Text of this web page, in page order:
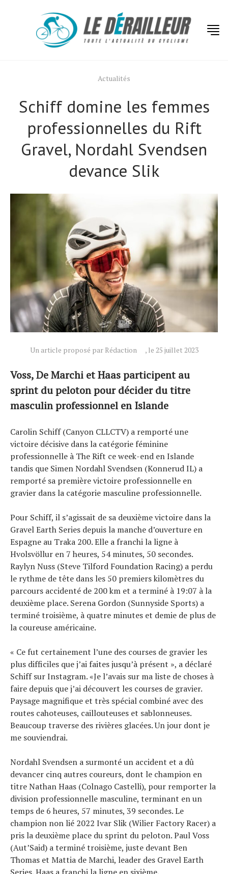
Actualités
Schiff domine les femmes
professionnelles du Rift
Gravel, Nordahl Svendsen
devance Slik
Un article proposé par Rédaction , le 25 juillet 2023
Voss, De Marchi et Haas participent au
sprint du peloton pour décider du titre
masculin professionnel en Islande
Carolin Schiff (Canyon CLLCTV) a remporté une
victoire décisive dans la catégorie féminine
professionnelle à The Rift ce week-end en Islande
tandis que Simen Nordahl Svendsen (Konnerud IL) a
remporté sa première victoire professionnelle en
gravier dans la catégorie masculine professionnelle.
Pour Schiff, il s’agissait de sa deuxième victoire dans la
Gravel Earth Series depuis la manche d’ouverture en
Espagne au Traka 200. Elle a franchi la ligne à
Hvolsvöllur en 7 heures, 54 minutes, 50 secondes.
Raylyn Nuss (Steve Tilford Foundation Racing) a perdu
le rythme de tête dans les 50 premiers kilomètres du
parcours accidenté de 200 km et a terminé à 19:07 à la
deuxième place. Serena Gordon (Sunnyside Sports) a
terminé troisième, à quatre minutes et demie de plus de
la coureuse américaine.
« Ce fut certainement l’une des courses de gravier les
plus difficiles que j’ai faites jusqu’à présent », a déclaré
Schiff sur Instagram. «Je l’avais sur ma liste de choses à
faire depuis que j’ai découvert les courses de gravier.
Paysage magnifique et très spécial combiné avec des
routes cahoteuses, caillouteuses et sablonneuses.
Beaucoup traverse des rivières glacées. Un jour dont je
me souviendrai.
Nordahl Svendsen a surmonté un accident et a dû
devancer cinq autres coureurs, dont le champion en
titre Nathan Haas (Colnago Castelli), pour remporter la
division professionnelle masculine, terminant en un
temps de 6 heures, 57 minutes, 39 secondes. Le
champion non lié 2022 Ivar Slik (Wilier Factory Racer) a
pris la deuxième place du sprint du peloton. Paul Voss
(Aut’Said) a terminé troisième, juste devant Ben
Thomas et Mattia de Marchi, leader des Gravel Earth
Actualités
Technologies
Tests de produits
Conseils
Tous nos articles
À propos